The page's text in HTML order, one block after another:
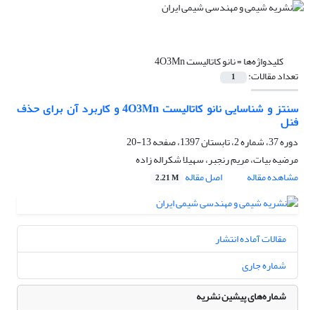
کلیدواژه‌ها =نانو کاتالیست 4O3Mn
تعداد مقالات: 1
سنتز و شناسایی نانو کاتالیست 4O3Mn و کاربرد آن برای حذف
فنل
دوره 37، شماره 2، تابستان 1397، صفحه
13-20
مرضیه بیات، مریم رنجبر، سهیلا شکراله زاده
مشاهده مقاله
اصل مقاله 2.21 M
مقالات آماده انتشار
شماره جاری
شماره‌های پیشین نشریه